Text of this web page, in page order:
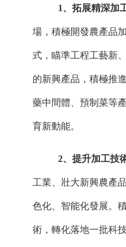
1、拓展精深加
場，積極開發農產品
式，瞄準工程工藝新
的新興產品，積極推
藥中間體、預制菜等
育新動能。
2、提升加工技
工業、壯大新興農產
色化、智能化發展。
術，轉化落地一批科